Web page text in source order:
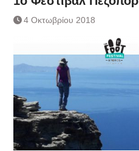
4 Οκτωβρίου 2018